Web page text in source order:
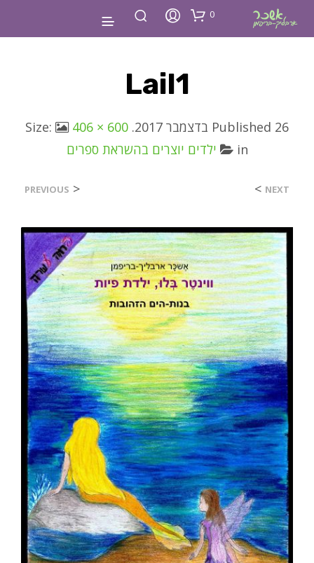
0
Lail1
Published 26 בדצמבר 2017 . Size:
406 × 600
in
ילדים יוצרים בהשראת ספרים
<
PREVIOUS NEXT
>